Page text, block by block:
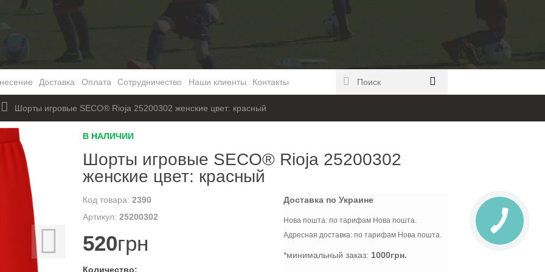
Доставка Оплата Сотрудничество Наши клиенты Контакты
Шорты игровые SECO® Rioja 25200302 женские цвет: красный
В НАЛИЧИИ
Шорты игровые SECO® Rioja 25200302
женские цвет: красный
2390
25200302
520грн
Доставка по Украине
Нова пошта: по тарифам Нова пошта.
Адресная доставка: по тарифам Нова пошта.
*минимальный заказ: 1000грн.